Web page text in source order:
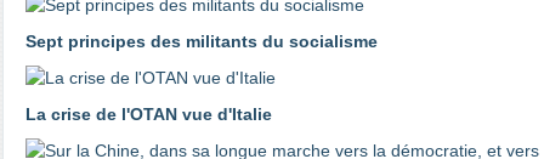
Sept principes des militants du socialisme
La crise de l'OTAN vue d'Italie